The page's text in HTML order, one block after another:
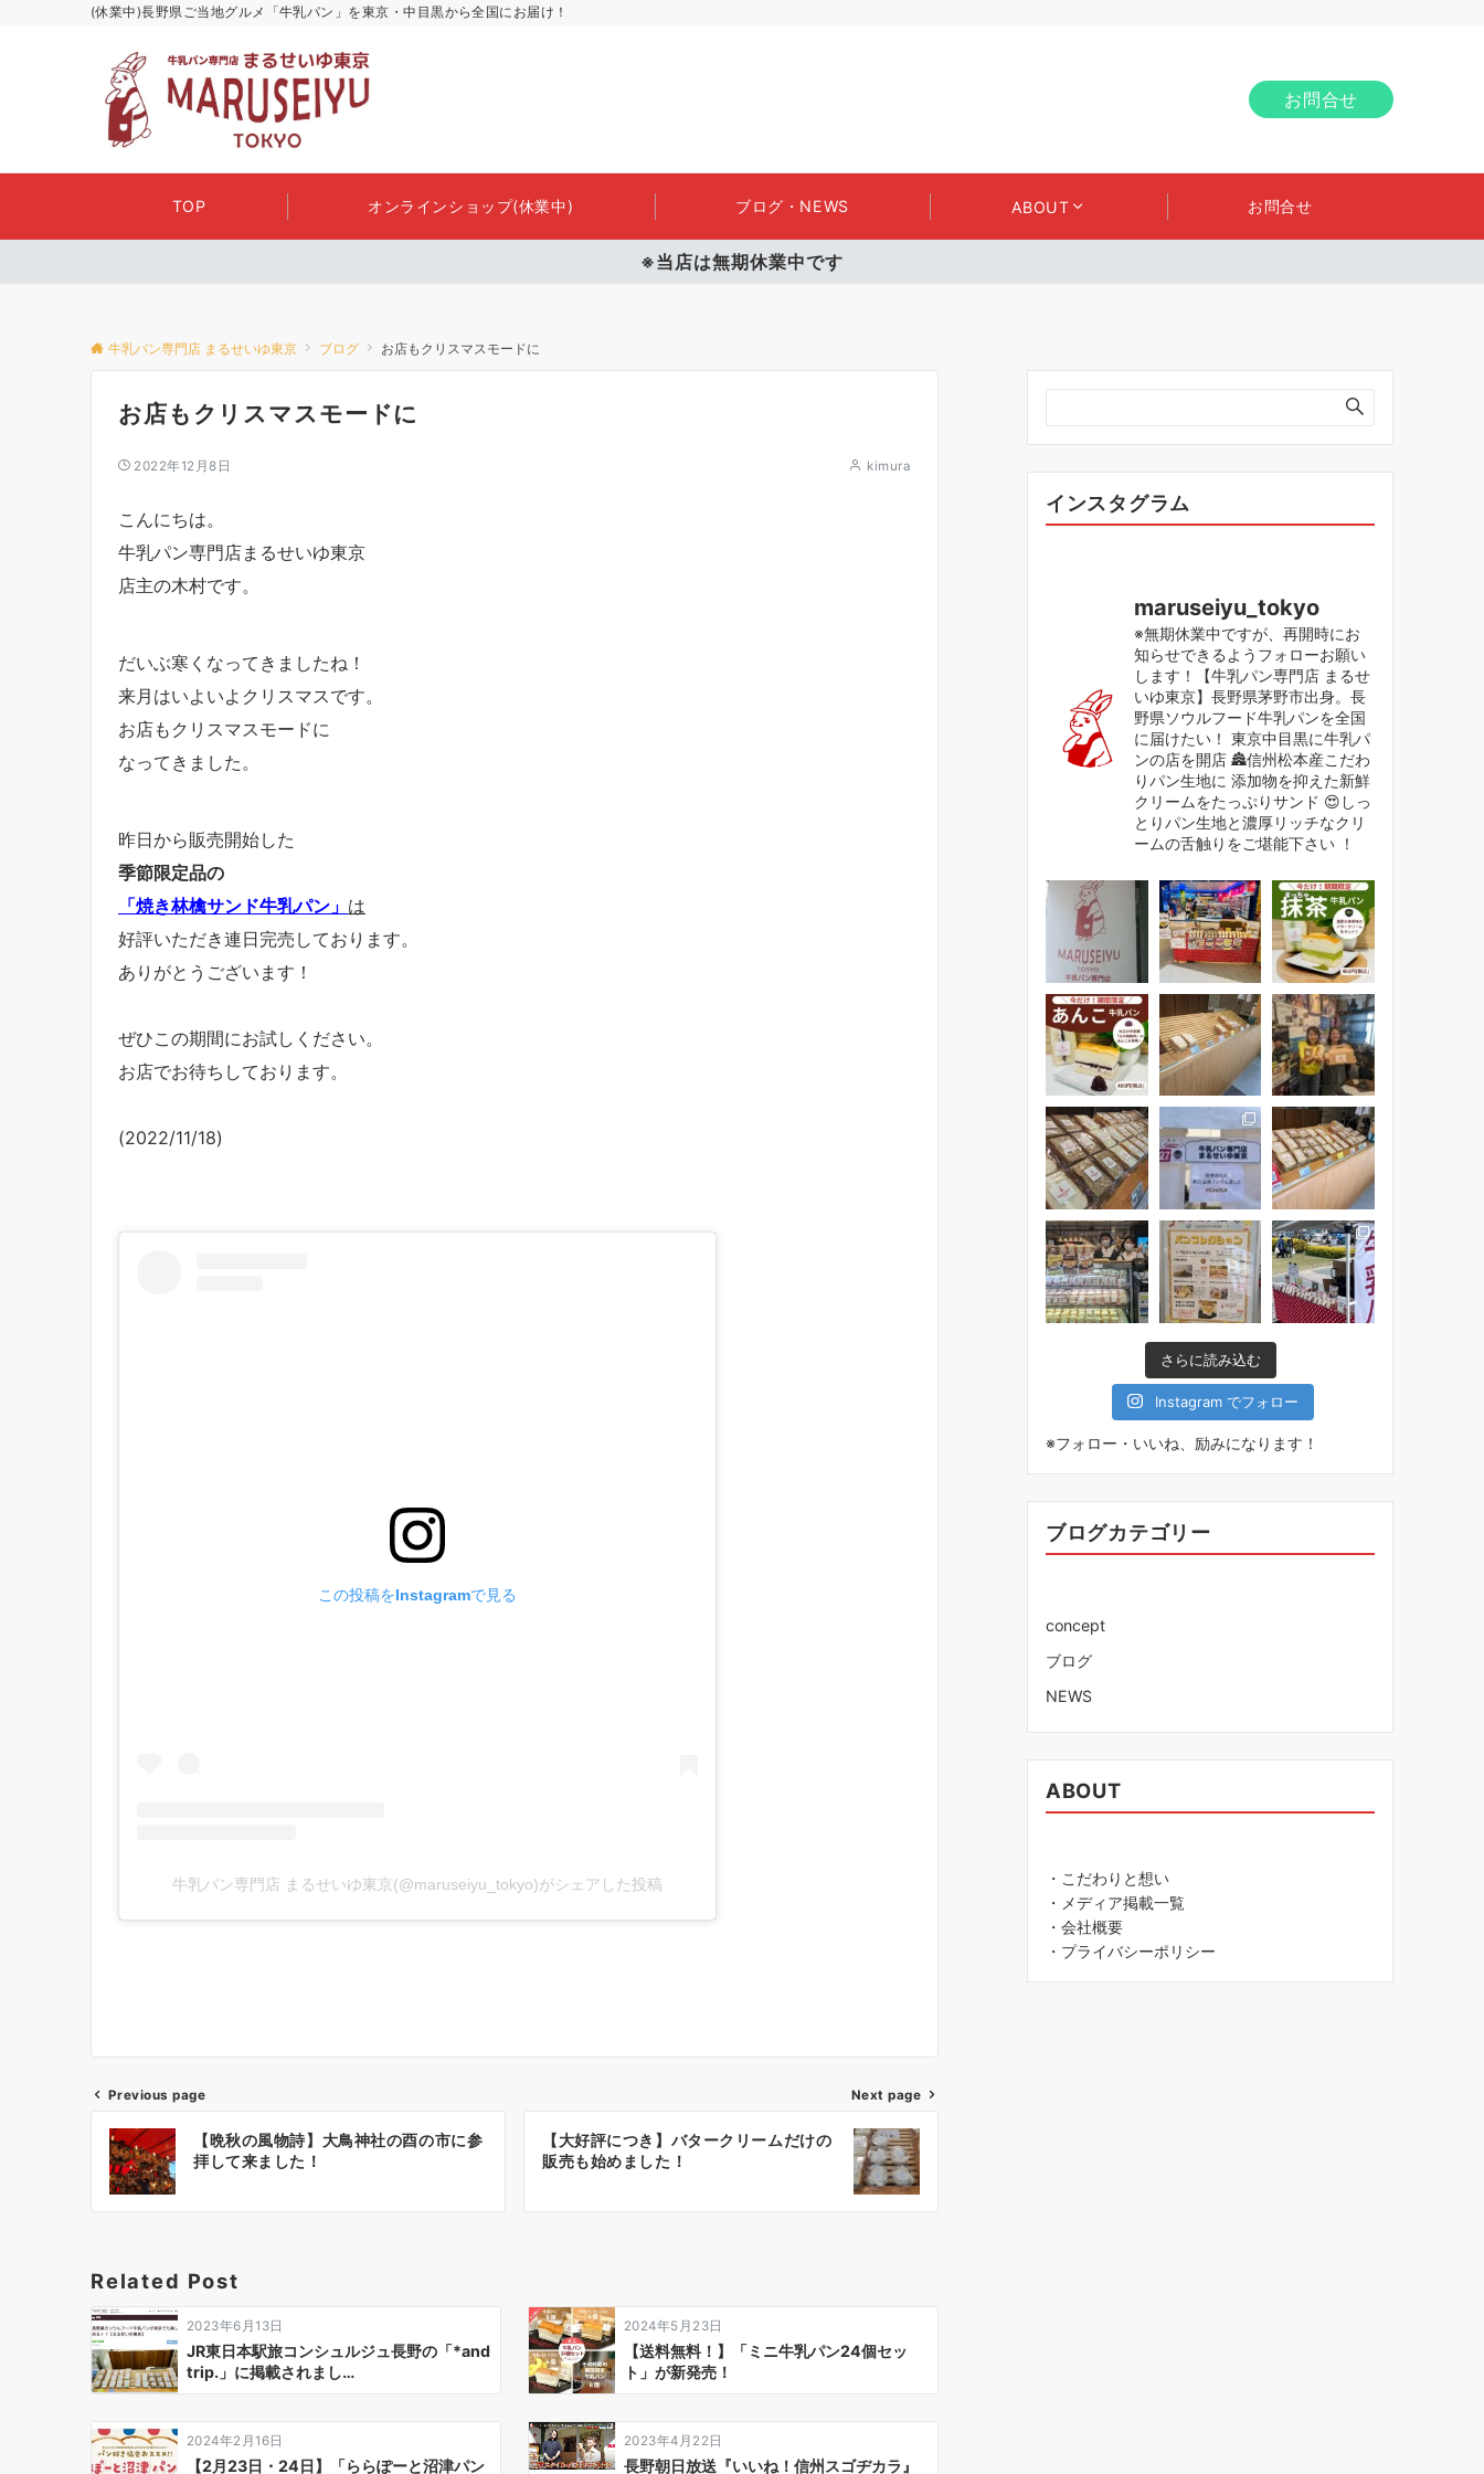
(休業中)長野県ご当地グルメ「牛乳パン」を東京・中目黒から全国にお届け！
お問合せ
TOP オンラインショップ(休業中) ブログ・NEWS ABOUT お問合せ
※当店は無期休業中です
牛乳パン専門店 まるせいゆ東京 ブログ お店もクリスマスモードに
お店もクリスマスモードに
2022年12月8日 kimura
こんにちは。
牛乳パン専門店まるせいゆ東京
店主の木村です。
だいぶ寒くなってきましたね！
来月はいよいよクリスマスです。
お店もクリスマスモードに
なってきました。
昨日から販売開始した
季節限定品の
「焼き林檎サンド牛乳パン」 は
好評いただき連日完売しております。
ありがとうございます！
ぜひこの期間にお試しください。
お店でお待ちしております。
(2022/11/18)
この投稿をInstagramで見る
牛乳パン専門店 まるせいゆ東京(@maruseiyu_tokyo)がシェアした投稿
シ
ョ
ン
Previous page
【晩秋の風物詩】大鳥神社の酉の市に参
拝して来ました！
Next page
【大好評につき】バタークリームだけの
販売も始めました！
Related Post
2023年6月13日
JR東日本駅旅コンシュルジュ長野の「*and
trip.」に掲載されまし…
2024年5月23日
【送料無料！】「ミニ牛乳パン24個セッ
ト」が新発売！
2024年2月16日
【2月23日・24日】「ららぽーと沼津パン
2023年4月22日
長野朝日放送『いいね！信州スゴヂカラ』
インスタグラム
maruseiyu_tokyo
※無期休業中ですが、再開時にお
知らせできるようフォローお願い
します！【牛乳パン専門店 まるせ
いゆ東京】長野県茅野市出身。長
野県ソウルフード牛乳パンを全国
に届けたい！ 東京中目黒に牛乳パ
ンの店を開店 🏯信州松本産こだわ
りパン生地に 添加物を抑えた新鮮
クリームをたっぷりサンド 😍しっ
とりパン生地と濃厚リッチなクリ
ームの舌触りをご堪能下さい ！
さらに読み込む
Instagram でフォロー
※フォロー・いいね、励みになります！
ブログカテゴリー
concept
ブログ
NEWS
ABOUT
・こだわりと想い
・メディア掲載一覧
・会社概要
・プライバシーポリシー